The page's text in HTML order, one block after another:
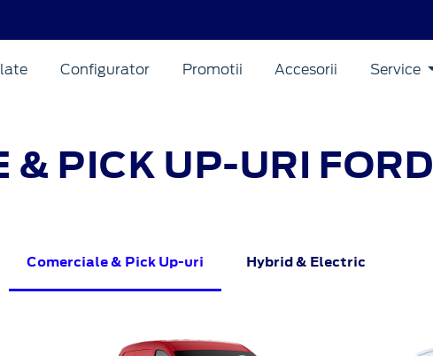
Configurator Promotii Accesorii Service
& PICK UP-URI FORD
Comerciale & Pick Up-uri Hybrid & Electric